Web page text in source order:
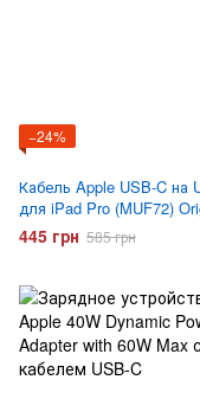
−24%
Кабель Apple USB‑C на
для iPad Pro (MUF72)
445 грн 585 грн